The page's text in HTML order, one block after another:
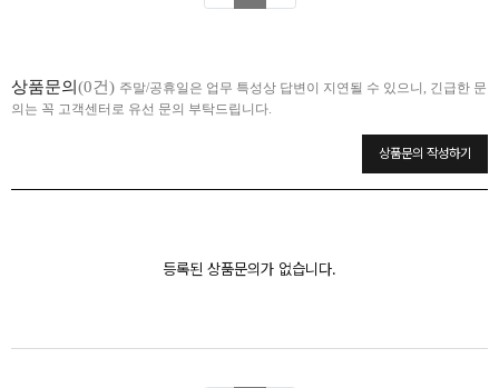
상품문의 (0건) 주말/공휴일은 업무 특성상 답변이 지연될 수 있으니, 긴급한 문
의는 꼭 고객센터로 유선 문의 부탁드립니다.
상품문의 작성하기
등록된 상품문의가 없습니다.